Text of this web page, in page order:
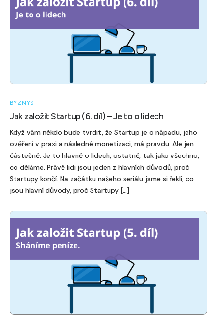
BYZNYS
Jak založit Startup (6. díl) – Je to o lidech
Když vám někdo bude tvrdit, že Startup je o nápadu, jeho
ověření v praxi a následné monetizaci, má pravdu. Ale jen
částečně. Je to hlavně o lidech, ostatně, tak jako všechno,
co děláme. Právě lidi jsou jeden z hlavních důvodů, proč
Startupy končí. Na začátku našeho seriálu jsme si řekli, co
jsou hlavní důvody, proč Startupy […]